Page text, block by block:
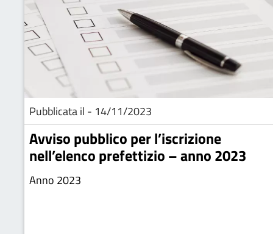
Pubblicata il - 14/11/2023
Avviso pubblico per l’iscrizione
nell’elenco prefettizio – anno 2023
Anno 2023